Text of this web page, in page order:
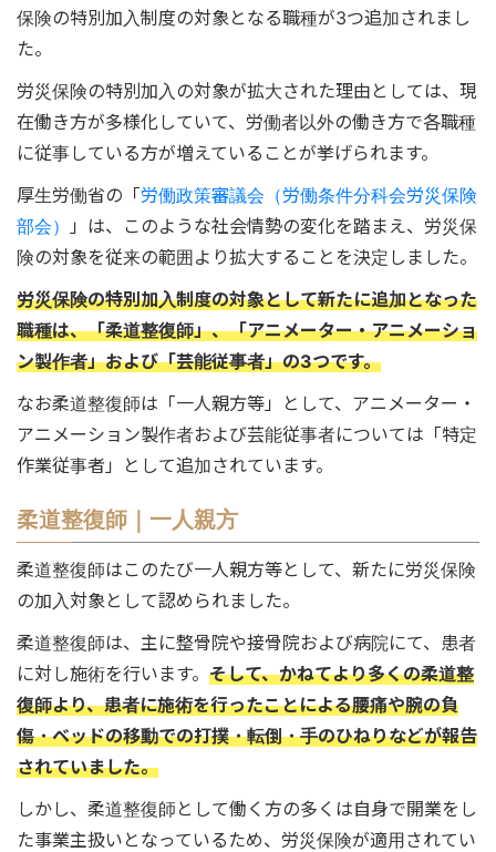
保険の特別加入制度の対象となる職種が3つ追加されまし
た。
労災保険の特別加入の対象が拡大された理由としては、現
在働き方が多様化していて、労働者以外の働き方で各職種
に従事している方が増えていることが挙げられます。
厚生労働省の「労働政策審議会（労働条件分科会労災保険
部会）
」は、このような社会情勢の変化を踏まえ、労災保
険の対象を従来の範囲より拡大することを決定しました。
労災保険の特別加入制度の対象として新たに追加となった
職種は、「柔道整復師」、「アニメーター・アニメーショ
ン製作者」および「芸能従事者」の3つです。
なお柔道整復師は「一人親方等」として、アニメーター・
アニメーション製作者および芸能従事者については「特定
作業従事者」として追加されています。
柔道整復師｜一人親方
柔道整復師はこのたび一人親方等として、新たに労災保険
の加入対象として認められました。
柔道整復師は、主に整骨院や接骨院および病院にて、患者
に対し施術を行います。 そして、かねてより多くの柔道整
復師より、患者に施術を行ったことによる腰痛や腕の負
傷・ベッドの移動での打撲・転倒・手のひねりなどが報告
されていました。
しかし、柔道整復師として働く方の多くは自身で開業をし
た事業主扱いとなっているため、労災保険が適用されてい